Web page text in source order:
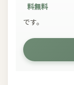
料無料
です。